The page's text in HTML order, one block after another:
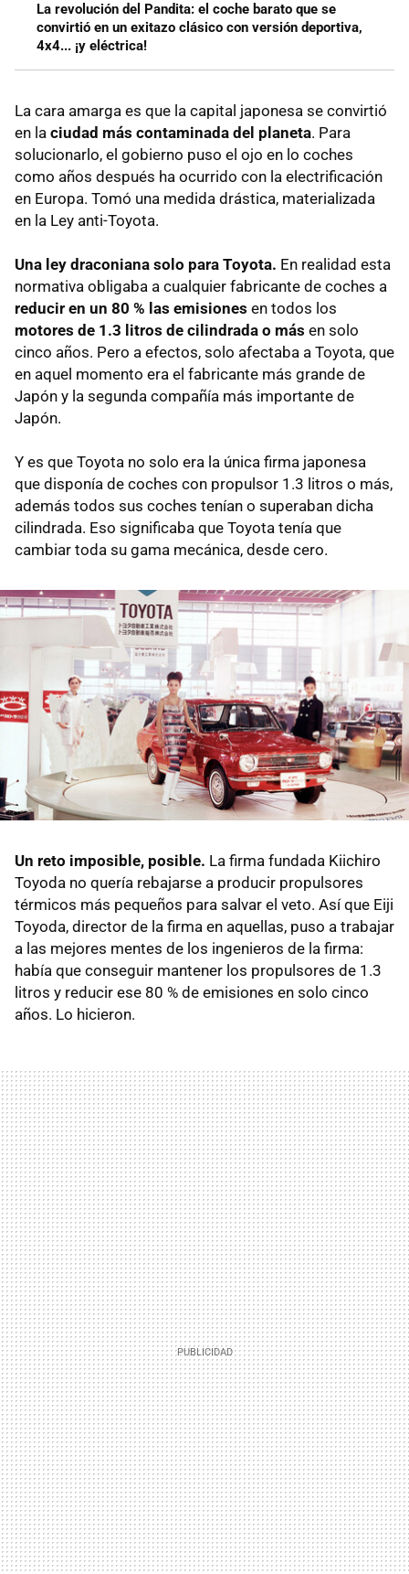
La revolución del Pandita: el coche barato que se
convirtió en un exitazo clásico con versión deportiva,
4x4... ¡y eléctrica!
La cara amarga es que la capital japonesa se convirtió
en la ciudad más contaminada del planeta. Para
solucionarlo, el gobierno puso el ojo en lo coches
como años después ha ocurrido con la electrificación
en Europa. Tomó una medida drástica, materializada
en la Ley anti-Toyota.
Una ley draconiana solo para Toyota. En realidad esta
normativa obligaba a cualquier fabricante de coches a
reducir en un 80 % las emisiones en todos los
motores de 1.3 litros de cilindrada o más en solo
cinco años. Pero a efectos, solo afectaba a Toyota, que
en aquel momento era el fabricante más grande de
Japón y la segunda compañía más importante de
Japón.
Y es que Toyota no solo era la única firma japonesa
que disponía de coches con propulsor 1.3 litros o más,
además todos sus coches tenían o superaban dicha
cilindrada. Eso significaba que Toyota tenía que
cambiar toda su gama mecánica, desde cero.
Un reto imposible, posible. La firma fundada Kiichiro
Toyoda no quería rebajarse a producir propulsores
térmicos más pequeños para salvar el veto. Así que Eiji
Toyoda, director de la firma en aquellas, puso a trabajar
a las mejores mentes de los ingenieros de la firma:
había que conseguir mantener los propulsores de 1.3
litros y reducir ese 80 % de emisiones en solo cinco
años. Lo hicieron.